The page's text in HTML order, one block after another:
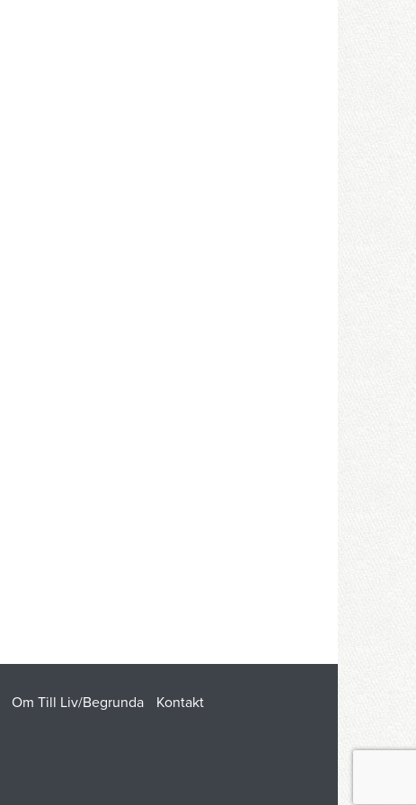
Om Till Liv/Begrunda Kontakt